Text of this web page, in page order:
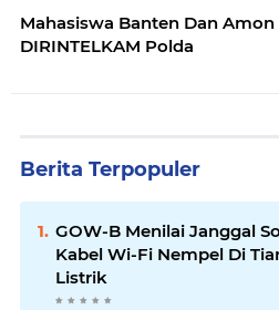
Mahasiswa Banten Dan Amon
DIRINTELKAM Polda
Berita Terpopuler
GOW-B Menilai Janggal
Kabel Wi-Fi Nempel Di
Listrik